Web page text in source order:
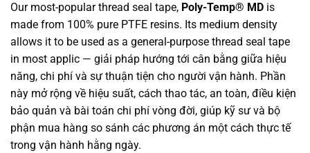
Our most-popular thread seal tape, Poly-Temp® MD is
made from 100% pure PTFE resins. Its medium density
allows it to be used as a general-purpose thread seal tape
in most applic — giải pháp hướng tới cân bằng giữa hiệu
năng, chi phí và sự thuận tiện cho người vận hành. Phần
này mở rộng về hiệu suất, cách thao tác, an toàn, điều kiện
bảo quản và bài toán chi phí vòng đời, giúp kỹ sư và bộ
phận mua hàng so sánh các phương án một cách thực tế
trong vận hành hằng ngày.